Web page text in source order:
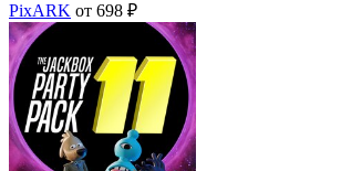
PixARK от 698 ₽